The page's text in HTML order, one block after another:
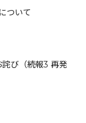
ついて
詫び（続報3 再発